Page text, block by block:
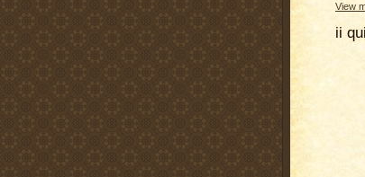
View
ii